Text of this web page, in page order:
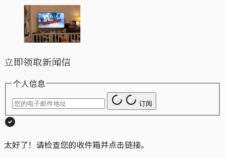
立即领取新闻信
个人信息
订阅
太好了！请检查您的收件箱并点击链接。